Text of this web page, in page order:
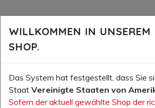
ISO 14001 -
Umweltschutz und Nachhaltigkeit sind
grössten und komplexesten
einem Unternehmen stellen.
Industriebetriebe haben hier eine
Verantwortung. Umweltschutz ist ein
WILLKOMMEN IN
SHOP.
Das System hat festgestellt, dass Sie
Staat Vereinigte Staaten von
Sofern der aktuell gewählte Shop der